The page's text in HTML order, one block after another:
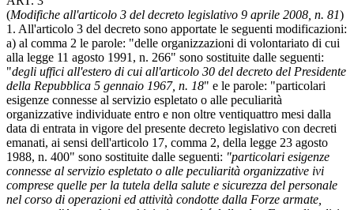
(Modifiche all'articolo 3 del decreto legislativo 9 aprile 2008, n. 81)
1. All'articolo 3 del decreto sono apportate le seguenti modificazioni:
a) al comma 2 le parole: "delle organizzazioni di volontariato di cui
alla legge 11 agosto 1991, n. 266" sono sostituite dalle seguenti:
"degli uffici all'estero di cui all'articolo 30 del decreto del Presidente
della Repubblica 5 gennaio 1967, n. 18" e le parole: "particolari
esigenze connesse al servizio espletato o alle peculiarità
organizzative individuate entro e non oltre ventiquattro mesi dalla
data di entrata in vigore del presente decreto legislativo con decreti
emanati, ai sensi dell'articolo 17, comma 2, della legge 23 agosto
1988, n. 400" sono sostituite dalle seguenti: "particolari esigenze
connesse al servizio espletato o alle peculiarità organizzative ivi
comprese quelle per la tutela della salute e sicurezza del personale
nel corso di operazioni ed attività condotte dalla Forze armate,